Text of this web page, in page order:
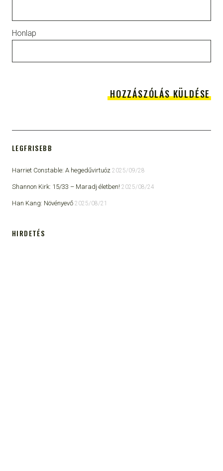
Honlap
LEGFRISEBB
Harriet Constable: A hegedűvirtuóz 2025/09/28
Shannon Kirk: 15/33 ​– Maradj életben! 2025/08/24
Han Kang: Növényevő 2025/08/21
HIRDETÉS